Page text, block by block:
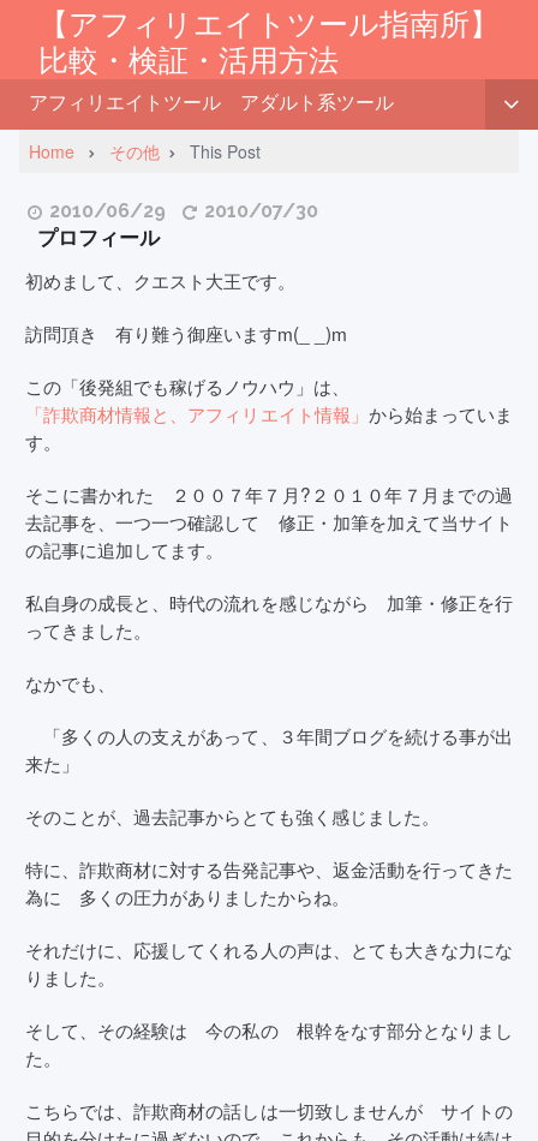
【アフィリエイトツール指南所】
比較・検証・活用方法
アフィリエイトツール アダルト系ツール
Home その他 This Post
2010/06/29 2010/07/30
プロフィール
初めまして、クエスト大王です。
訪問頂き 有り難う御座いますm(_ _)m
この「後発組でも稼げるノウハウ」は、
「詐欺商材情報と、アフィリエイト情報」 から始まっていま
す。
そこに書かれた ２００７年７月?２０１０年７月までの過
去記事を、一つ一つ確認して 修正・加筆を加えて当サイト
の記事に追加してます。
私自身の成長と、時代の流れを感じながら 加筆・修正を行
ってきました。
なかでも、
「多くの人の支えがあって、３年間ブログを続ける事が出
来た」
そのことが、過去記事からとても強く感じました。
特に、詐欺商材に対する告発記事や、返金活動を行ってきた
為に 多くの圧力がありましたからね。
それだけに、応援してくれる人の声は、とても大きな力にな
りました。
そして、その経験は 今の私の 根幹をなす部分となりまし
た。
こちらでは、詐欺商材の話しは一切致しませんが サイトの